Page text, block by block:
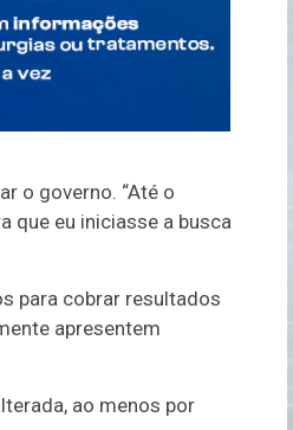
o governo. “Até o
que eu iniciasse a busca
para cobrar resultados
apresentem
ao menos por